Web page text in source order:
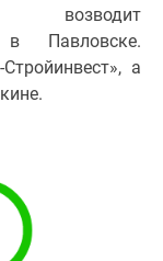
возводит
Павловске.
а